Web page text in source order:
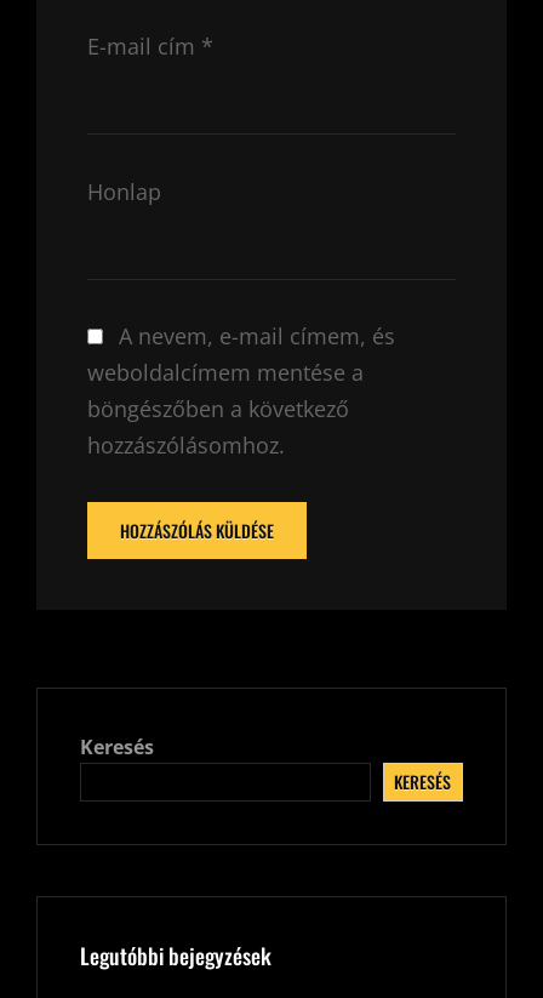
E-mail cím *
Honlap
A nevem, e-mail címem, és
weboldalcímem mentése a
böngészőben a következő
hozzászólásomhoz.
Keresés
KERESÉS
Legutóbbi bejegyzések